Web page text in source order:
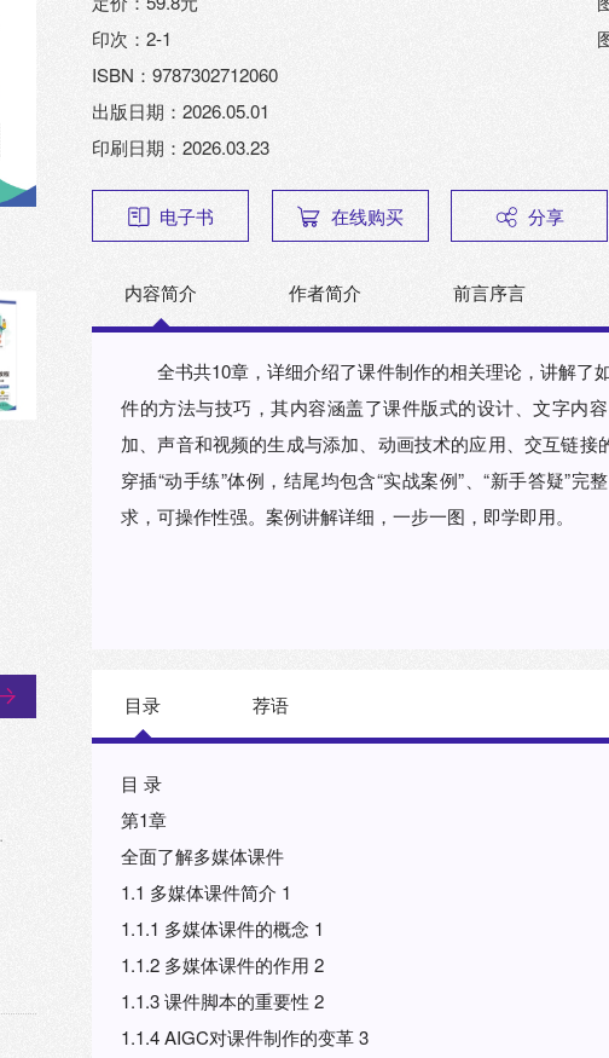
印次：2-1
ISBN：9787302712060
出版日期：2026.05.01
印刷日期：2026.03.23
电子书 在线购买 分享
内容简介 作者简介 前言序言
全书共10章，详细介绍了课件制作的相关理论，讲解了
件的方法与技巧，其内容涵盖了课件版式的设计、文字内
加、声音和视频的生成与添加、动画技术的应用、交互链
穿插“动手练”体例，结尾均包含“实战案例”、“新手答疑”
求，可操作性强。案例讲解详细，一步一图，即学即用。
目录 荐语
目 录
第1章
全面了解多媒体课件
1.1 多媒体课件简介 1
1.1.1 多媒体课件的概念 1
1.1.2 多媒体课件的作用 2
1.1.3 课件脚本的重要性 2
1.1.4 AIGC对课件制作的变革 3